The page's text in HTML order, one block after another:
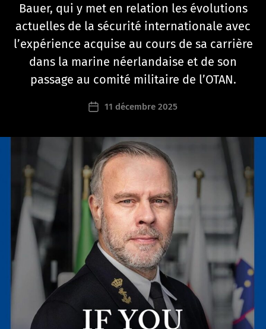
Bauer, qui y met en relation les évolutions
actuelles de la sécurité internationale avec
l’expérience acquise au cours de sa carrière
dans la marine néerlandaise et de son
passage au comité militaire de l’OTAN.
Auteur
n
a
t
a
n
e
c
h
b
r
u
n
Date11 décembre 2025